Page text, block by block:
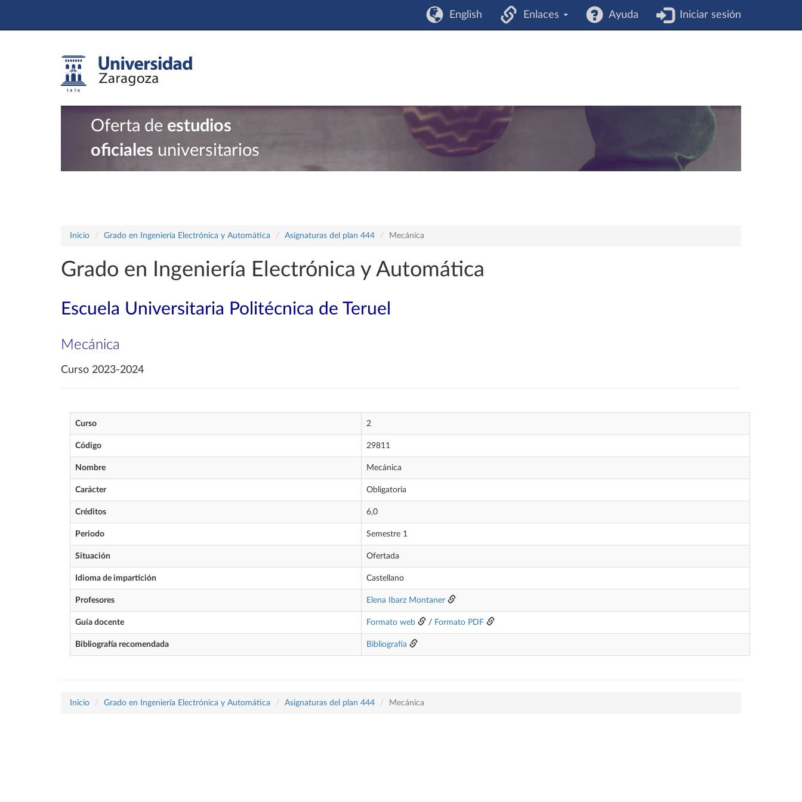
English Enlaces Ayuda Iniciar sesión
Oferta de estudios
oficiales universitarios
Inicio Grado en Ingeniería Electrónica y Automática Asignaturas del plan 444 Mecánica
Grado en Ingeniería Electrónica y Automática
Escuela Universitaria Politécnica de Teruel
Mecánica
Curso 2023-2024
Curso 2
Código 29811
Nombre Mecánica
Carácter Obligatoria
Créditos 6,0
Periodo Semestre 1
Situación Ofertada
Idioma de impartición Castellano
Profesores Elena Ibarz Montaner
Guía docente Formato web / Formato PDF
Bibliografía recomendada Bibliografía
Inicio Grado en Ingeniería Electrónica y Automática Asignaturas del plan 444 Mecánica